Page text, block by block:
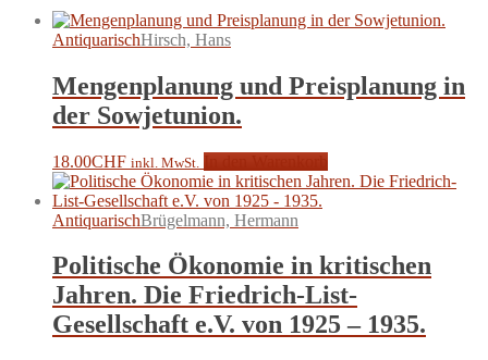
AntiquarischHirsch, Hans
Mengenplanung und Preisplanung in
der Sowjetunion.
18.00CHF inkl. MwSt.
AntiquarischBrügelmann, Hermann
Politische Ökonomie in kritischen
Jahren. Die Friedrich-List-
Gesellschaft e.V. von 1925 – 1935.